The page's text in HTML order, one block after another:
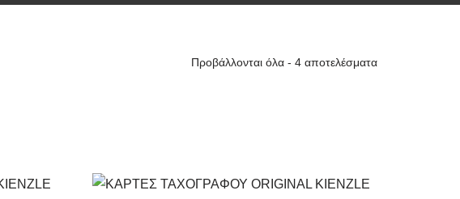
Προβάλλονται όλα - 4 αποτελέσματα